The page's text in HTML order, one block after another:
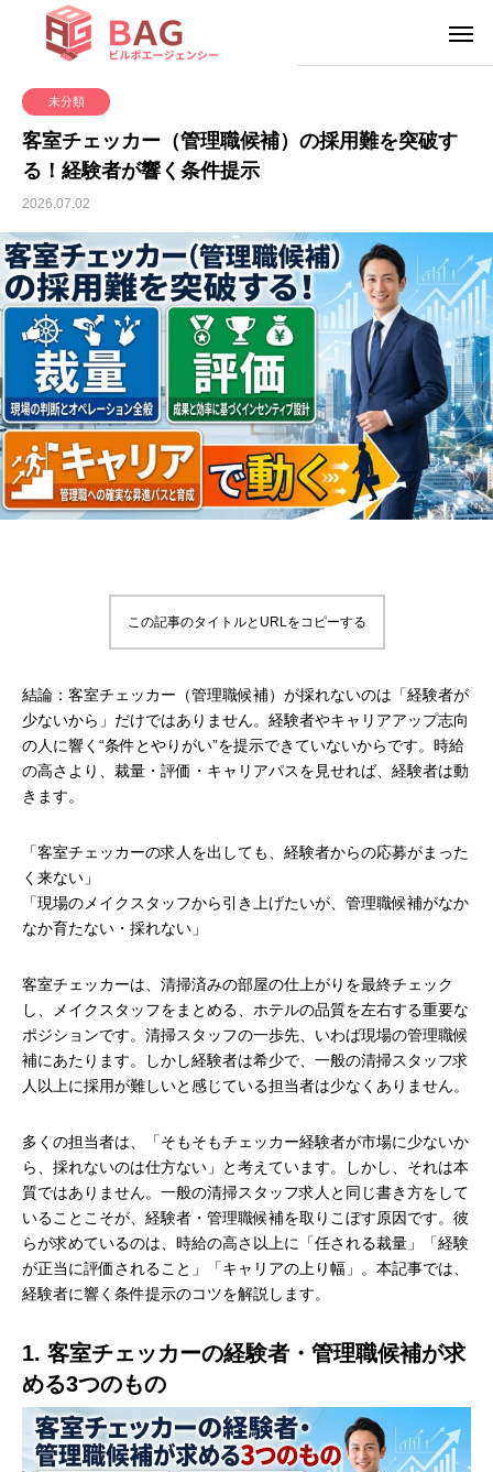
未分類
客室チェッカー（管理職候補）の採用難を突破す
る！経験者が響く条件提示
2026.07.02
この記事のタイトルとURLをコピーする
結論：客室チェッカー（管理職候補）が採れないのは「経験者が
少ないから」だけではありません。経験者やキャリアアップ志向
の人に響く“条件とやりがい”を提示できていないからです。時給
の高さより、裁量・評価・キャリアパスを見せれば、経験者は動
きます。
「客室チェッカーの求人を出しても、経験者からの応募がまった
く来ない」
「現場のメイクスタッフから引き上げたいが、管理職候補がなか
なか育たない・採れない」
客室チェッカーは、清掃済みの部屋の仕上がりを最終チェック
し、メイクスタッフをまとめる、ホテルの品質を左右する重要な
ポジションです。清掃スタッフの一歩先、いわば現場の管理職候
補にあたります。しかし経験者は希少で、一般の清掃スタッフ求
人以上に採用が難しいと感じている担当者は少なくありません。
多くの担当者は、「そもそもチェッカー経験者が市場に少ないか
ら、採れないのは仕方ない」と考えています。しかし、それは本
質ではありません。一般の清掃スタッフ求人と同じ書き方をして
いることこそが、経験者・管理職候補を取りこぼす原因です。彼
らが求めているのは、時給の高さ以上に「任される裁量」「経験
が正当に評価されること」「キャリアの上り幅」。本記事では、
経験者に響く条件提示のコツを解説します。
1. 客室チェッカーの経験者・管理職候補が求
める3つのもの